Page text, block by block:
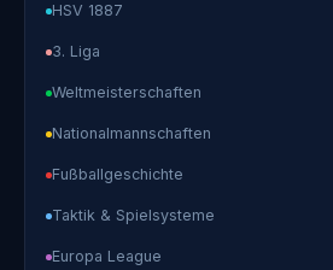
HSV 1887
3. Liga
Weltmeisterschaften
Nationalmannschaften
Fußballgeschichte
Taktik & Spielsysteme
Europa League